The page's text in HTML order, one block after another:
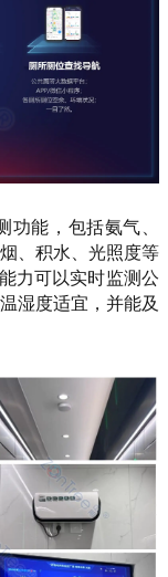
能，包括氨气、
、积水、光照度等
力可以实时监测公
湿度适宜，并能及